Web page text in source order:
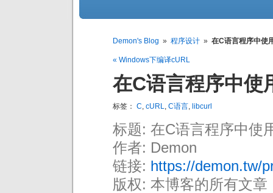
Demon's Blog » 程序设计 » 在C语言程序中使
« Windows下编译cURL
在C语言程序中
标签： C, cURL, C语言, libcurl
标题: 在C语言程序中使
作者: Demon
链接: https://demon.tw/
版权: 本博客的所有文章